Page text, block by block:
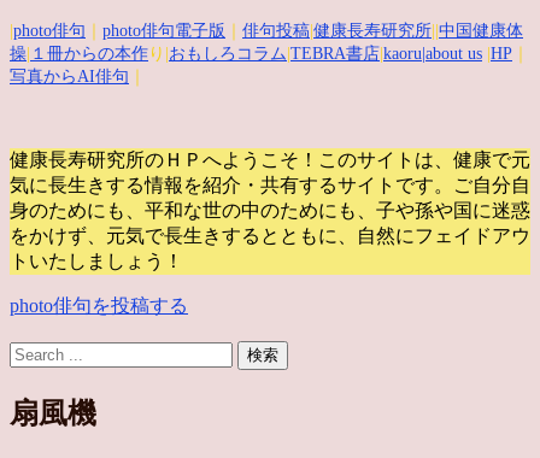
photo俳句 photo俳句電子版 俳句投稿 健康長寿研究所 中国健康体
操 １冊からの本作 り| おもしろコラム TEBRA書店 kaoru |about us HP
写真からAI俳句
健康長寿研究所のＨＰへようこそ！このサイトは、健康で元
気に長生きする情報を紹介・共有するサイトです。
ご自分自
身のためにも、平和な世の中のためにも、子や孫や国に迷惑
をかけず、元気で長生きするとともに、自然にフェイドアウ
トいたしましょう！
photo俳句を投稿する
扇風機